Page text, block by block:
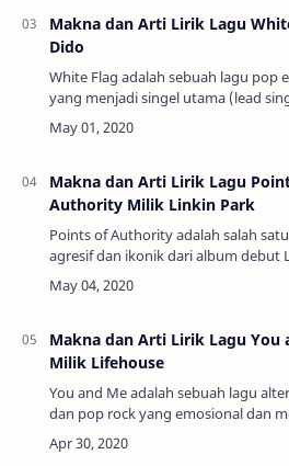
Makna dan Arti Lirik Lagu
Dido
White Flag adalah sebuah lagu pop
yang menjadi singel utama (lead
album studio kedua Dido yang
Rent (2003). Tema utama lagu ini
Makna dan Arti Lirik Lagu
Authority Milik Linkin Park
Points of Authority adalah salah
agresif dan ikonik dari album debut
Hybrid Theory (2000). Lagu ini
dinamika beracun (toxic) dalam
Makna dan Arti Lirik Lagu You
Milik Lifehouse
You and Me adalah sebuah lagu
dan pop rock yang emosional dan
satu hit terbesar dari album studio
Lifehouse yang bertajuk sama,